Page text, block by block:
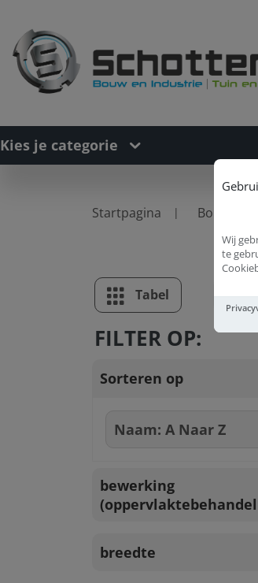
Wij
te
Kies je categorie
Startpagina
Tabel
FILTER OP:
Sorteren op
bewerking
breedte